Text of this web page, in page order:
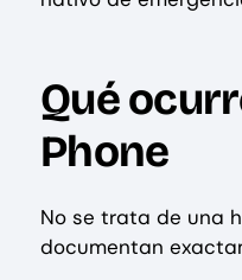
Qué
Phone
No se trata de una
documentan